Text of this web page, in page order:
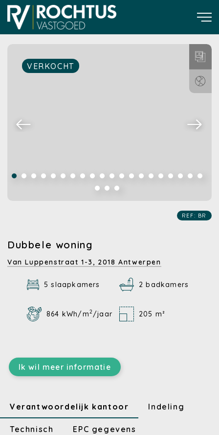
VERKOCHT
REF: BR
Dubbele woning
Van Luppenstraat 1-3, 2018 Antwerpen
5 slaapkamers 2 badkamers
864 kWh/m2 /jaar 205 m²
Ik wil meer informatie
Verantwoordelijk kantoor Indeling
Technisch EPC gegevens